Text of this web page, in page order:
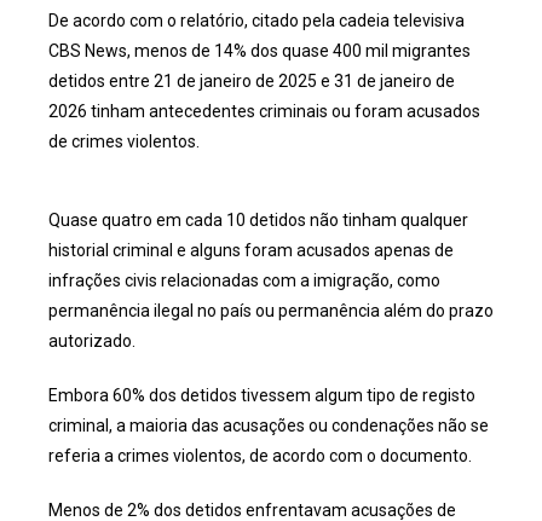
De acordo com o relatório, citado pela cadeia televisiva
CBS News, menos de 14% dos quase 400 mil migrantes
detidos entre 21 de janeiro de 2025 e 31 de janeiro de
2026 tinham antecedentes criminais ou foram acusados
de crimes violentos.
Quase quatro em cada 10 detidos não tinham qualquer
historial criminal e alguns foram acusados apenas de
infrações civis relacionadas com a imigração, como
permanência ilegal no país ou permanência além do prazo
autorizado.
Embora 60% dos detidos tivessem algum tipo de registo
criminal, a maioria das acusações ou condenações não se
referia a crimes violentos, de acordo com o documento.
Menos de 2% dos detidos enfrentavam acusações de